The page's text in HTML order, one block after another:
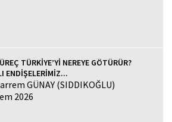
TÜRKİYE’Yİ NEREYE GÖTÜRÜR?
ENDİŞELERİMİZ...
GÜNAY (SIDDIKOĞLU)
2026